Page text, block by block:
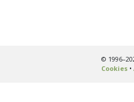
©
Cookies•